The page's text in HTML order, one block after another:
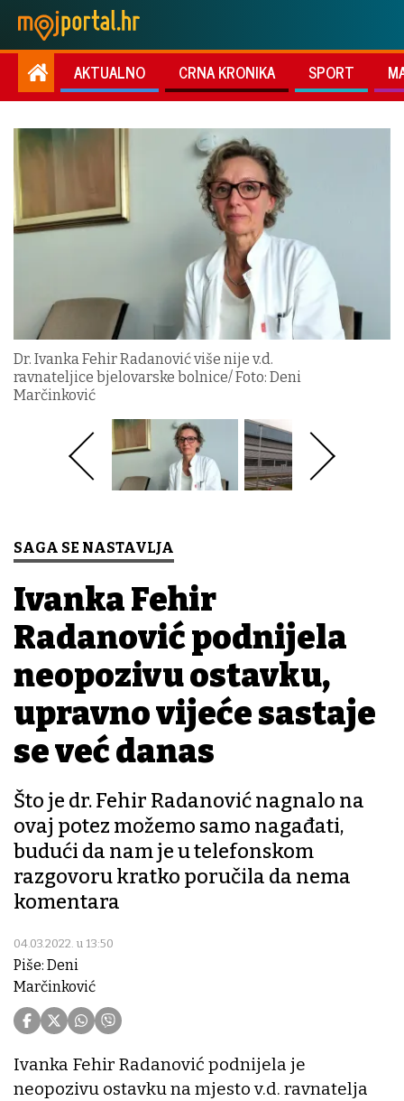
AKTUALNO CRNA KRONIKA SPORT
Dr. Ivanka Fehir Radanović više nije v.d.
ravnateljice bjelovarske bolnice/ Foto: Deni
Marčinković
SAGA SE NASTAVLJA
Ivanka Fehir
Radanović podnijela
neopozivu ostavku,
upravno vijeće sastaje
se već danas
Što je dr. Fehir Radanović nagnalo na
ovaj potez možemo samo nagađati,
budući da nam je u telefonskom
razgovoru kratko poručila da nema
komentara
04.03.2022. u 13:50
Piše: Deni
Marčinković
Ivanka Fehir Radanović podnijela je
neopozivu ostavku na mjesto v.d. ravnatelja